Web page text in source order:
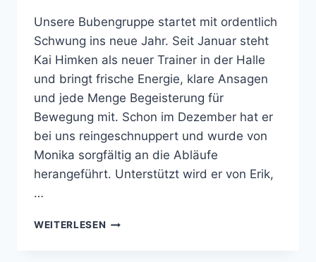
Unsere Bubengruppe startet mit ordentlich
Schwung ins neue Jahr. Seit Januar steht
Kai Himken als neuer Trainer in der Halle
und bringt frische Energie, klare Ansagen
und jede Menge Begeisterung für
Bewegung mit. Schon im Dezember hat er
bei uns reingeschnuppert und wurde von
Monika sorgfältig an die Abläufe
herangeführt. Unterstützt wird er von Erik,
…
WEITERLESEN FRISCHER